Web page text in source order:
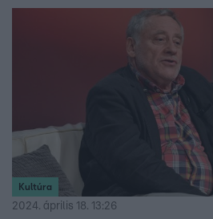
Kultúra
2024. április 18. 13:26